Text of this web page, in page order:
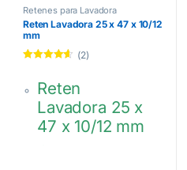
Retenes para Lavadora
Reten Lavadora 25 x 47 x 10/12
mm
5
(2)
Reten
Lavadora 25 x
47 x 10/12 mm